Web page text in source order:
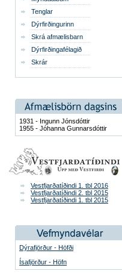
Tenglar
Dýrfirðingurinn
Skrá afmælisbarn
Dýrfirðingafélagið
Skrár
1931 - Ingunn Jónsdóttir
1955 - Jóhanna Gunnarsdóttir
Vestfjarðatíðindi 1. tbl 2016
Vestfjarðatíðindi 2. tbl 2015
Vestfjarðatíðindi 1. tbl 2015
Dýrafjörður - Höfði
Ísafjörður - Höfn